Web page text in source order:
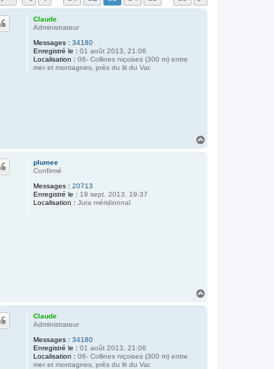
Claude
Administrateur
Messages : 34180
Enregistré le : 01 août 2013, 21:06
Localisation : 06- Collines niçoises (300 m) entre
mer et montagnes, près du lit du Var.
plumee
Confirmé
Messages : 20713
Enregistré le : 19 sept. 2013, 19:37
Localisation : Jura méridionnal
Claude
Administrateur
Messages : 34180
Enregistré le : 01 août 2013, 21:06
Localisation : 06- Collines niçoises (300 m) entre
mer et montagnes, près du lit du Var.